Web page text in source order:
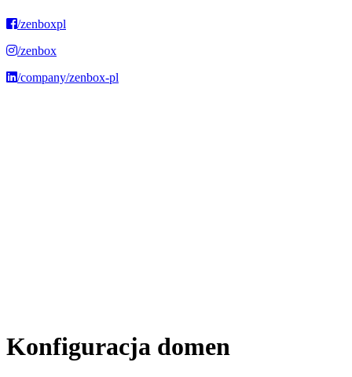
/zenboxpl
/zenbox
/company/zenbox-pl
Konfiguracja domen